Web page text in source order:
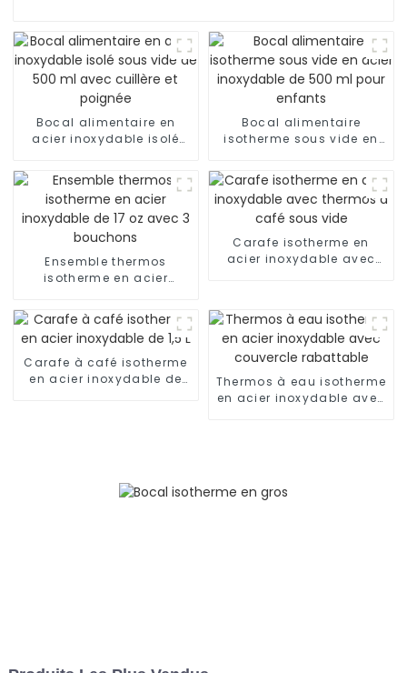
Bocal alimentaire en
acier inoxydable isolé
avec cuillère et poignée
Bocal alimentaire
isotherme sous vide en
ml pour enfants
Ensemble thermos
isotherme en acier
3 bouchons
Carafe isotherme en
acier inoxydable avec
Carafe à café isotherme
en acier inoxydable de
Thermos à eau isotherme
en acier inoxydable avec